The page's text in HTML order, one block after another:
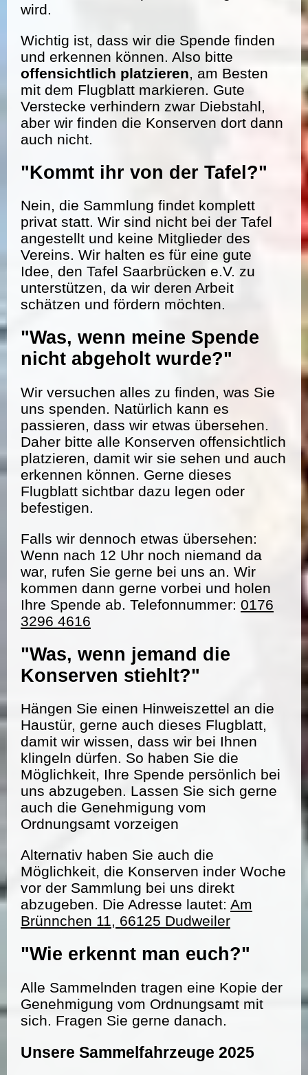
wird.
Wichtig ist, dass wir die Spende finden
und erkennen können. Also bitte
offensichtlich platzieren, am Besten
mit dem Flugblatt markieren. Gute
Verstecke verhindern zwar Diebstahl,
aber wir finden die Konserven dort dann
auch nicht.
"Kommt ihr von der Tafel?"
Nein, die Sammlung findet komplett
privat statt. Wir sind nicht bei der Tafel
angestellt und keine Mitglieder des
Vereins. Wir halten es für eine gute
Idee, den Tafel Saarbrücken e.V. zu
unterstützen, da wir deren Arbeit
schätzen und fördern möchten.
"Was, wenn meine Spende
nicht abgeholt wurde?"
Wir versuchen alles zu finden, was Sie
uns spenden. Natürlich kann es
passieren, dass wir etwas übersehen.
Daher bitte alle Konserven offensichtlich
platzieren, damit wir sie sehen und auch
erkennen können. Gerne dieses
Flugblatt sichtbar dazu legen oder
befestigen.
Falls wir dennoch etwas übersehen:
Wenn nach 12 Uhr noch niemand da
war, rufen Sie gerne bei uns an. Wir
kommen dann gerne vorbei und holen
Ihre Spende ab. Telefonnummer: 0176
3296 4616
"Was, wenn jemand die
Konserven stiehlt?"
Hängen Sie einen Hinweiszettel an die
Haustür, gerne auch dieses Flugblatt,
damit wir wissen, dass wir bei Ihnen
klingeln dürfen. So haben Sie die
Möglichkeit, Ihre Spende persönlich bei
uns abzugeben. Lassen Sie sich gerne
auch die Genehmigung vom
Ordnungsamt vorzeigen
Alternativ haben Sie auch die
Möglichkeit, die Konserven inder Woche
vor der Sammlung bei uns direkt
abzugeben. Die Adresse lautet: Am
Brünnchen 11, 66125 Dudweiler
"Wie erkennt man euch?"
Alle Sammelnden tragen eine Kopie der
Genehmigung vom Ordnungsamt mit
sich. Fragen Sie gerne danach.
Unsere Sammelfahrzeuge 2025